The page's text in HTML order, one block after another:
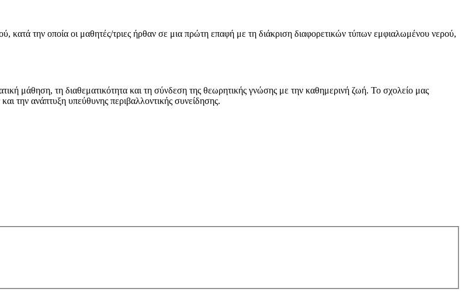
κατά την οποία οι μαθητές/τριες ήρθαν σε μια πρώτη επαφή με τη διάκριση διαφορετικών τύπων εμφιαλωμένου νερού,
μάθηση, τη διαθεματικότητα και τη σύνδεση της θεωρητικής γνώσης με την καθημερινή ζωή. Το σχολείο μας
την ανάπτυξη υπεύθυνης περιβαλλοντικής συνείδησης.